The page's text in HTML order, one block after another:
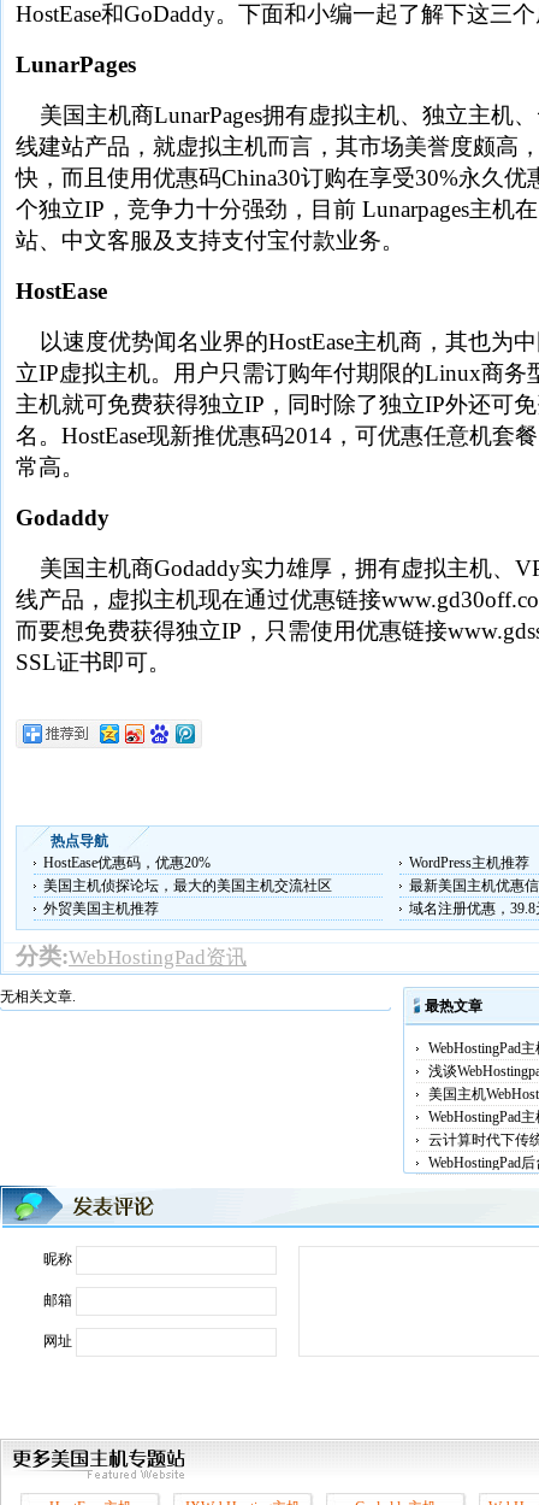
HostEase和GoDaddy。下面和小编一起了解下这三
LunarPages
美国主机商LunarPages拥有虚拟主机、独立主机
线建站产品，就虚拟主机而言，其市场美誉度颇高
快，而且使用优惠码China30订购在享受30%永久
个独立IP，竞争力十分强劲，目前 Lunarpages主机
站、中文客服及支持支付宝付款业务。
HostEase
以速度优势闻名业界的HostEase主机商，其也为
立IP虚拟主机。用户只需订购年付期限的Linux商务
主机就可免费获得独立IP，同时除了独立IP外还可
名。HostEase现新推优惠码2014，可优惠任意机套
常高。
Godaddy
美国主机商Godaddy实力雄厚，拥有虚拟主机、
线产品，虚拟主机现在通过优惠链接
而要想免费获得独立IP，只需使用优惠链接
SSL证书即可。
热点导航
HostEase优惠码，优惠20%
WordPress主机推荐
美国主机侦探论坛，最大的美国主机交流社区
最新美国主机优惠
外贸美国主机推荐
域名注册优惠，
分类:WebHostingPad资讯
无相关文章.
最热文章
WebHostingPad
浅谈
美国主机
WebHostingPad
云计算时代下传
WebHostingPad
昵称
邮箱
网址